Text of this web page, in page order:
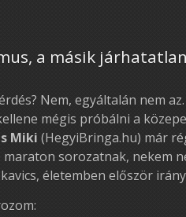
a másik
Nem, egyáltalán nem
mégis próbálni a
Miki (HegyiBringa.hu) már
sorozatnak, nekem
életemben először